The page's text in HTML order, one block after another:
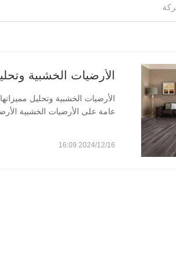
الأرضيات الخشبية
عامة على الأرضيات الخشبية
2024/12/16 16:09